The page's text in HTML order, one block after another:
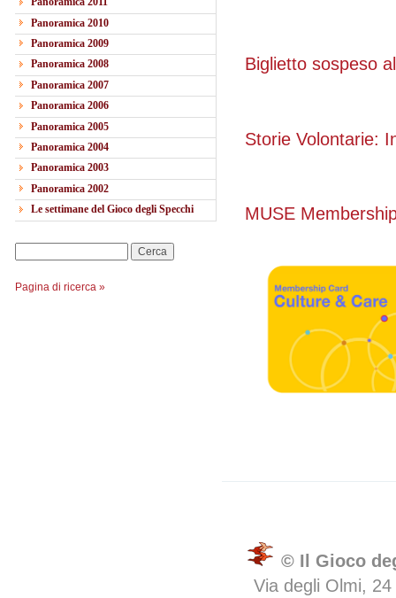
Panoramica 2010
Panoramica 2009
Panoramica 2008
Panoramica 2007
Panoramica 2006
Panoramica 2005
Panoramica 2004
Panoramica 2003
Panoramica 2002
Le settimane del Gioco degli Specchi
Pagina di ricerca »
Biglietto sospeso
Storie Volontarie:
MUSE
© Il Gioco
Via degli Olmi,